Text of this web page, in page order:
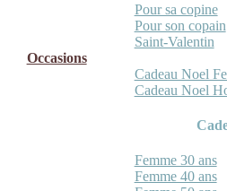
Pour sa copine
Pour son copain
Saint-Valentin
Occasions
Cadeau Noel
Cadeau Noel
Femme 30 ans
Femme 40 ans